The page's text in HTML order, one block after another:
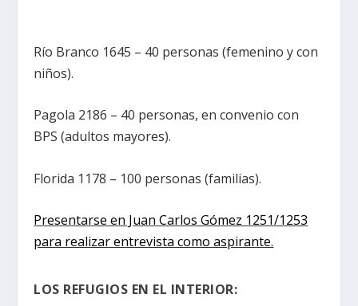
Río Branco 1645 – 40 personas (femenino y con
niños).
Pagola 2186 – 40 personas, en convenio con
BPS (adultos mayores).
Florida 1178 – 100 personas (familias).
Presentarse en Juan Carlos Gómez 1251/1253
para realizar entrevista como aspirante.
LOS REFUGIOS EN EL INTERIOR: